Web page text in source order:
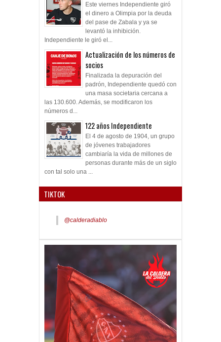
Este viernes Independiente giró
el dinero a Olimpia por la deuda
del pase de Zabala y ya se
levantó la inhibición.
Independiente le giró el...
Actualización de los números de
socios
Finalizada la depuración del
padrón, Independiente quedó con
una masa societaria cercana a
las 130.600. Además, se modificaron los
números d...
122 años Independiente
El 4 de agosto de 1904, un grupo
de jóvenes trabajadores
cambiaría la vida de millones de
personas durante más de un siglo
con tal solo una ...
TIKTOK
@calderadiablo